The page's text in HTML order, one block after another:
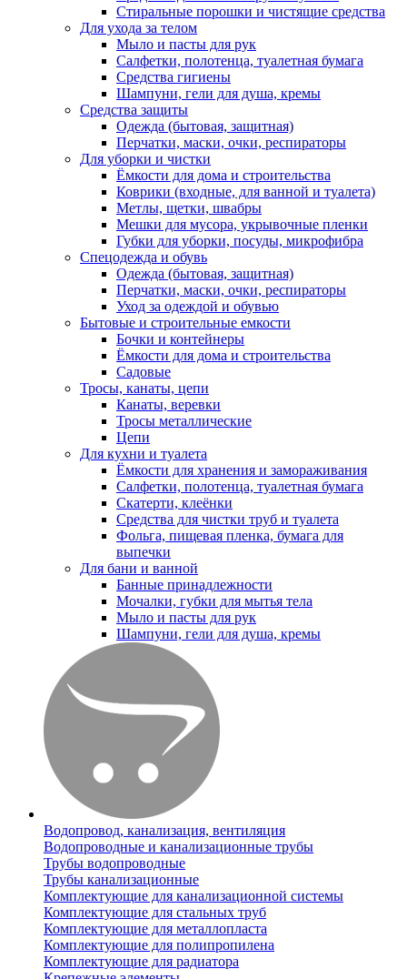
Стиральные порошки и чистящие средства
Для ухода за телом
Мыло и пасты для рук
Салфетки, полотенца, туалетная бумага
Средства гигиены
Шампуни, гели для душа, кремы
Средства защиты
Одежда (бытовая, защитная)
Перчатки, маски, очки, респираторы
Для уборки и чистки
Ёмкости для дома и строительства
Коврики (входные, для ванной и туалета)
Метлы, щетки, швабры
Мешки для мусора, укрывочные пленки
Губки для уборки, посуды, микрофибра
Спецодежда и обувь
Одежда (бытовая, защитная)
Перчатки, маски, очки, респираторы
Уход за одеждой и обувью
Бытовые и строительные емкости
Бочки и контейнеры
Ёмкости для дома и строительства
Садовые
Тросы, канаты, цепи
Канаты, веревки
Тросы металлические
Цепи
Для кухни и туалета
Ёмкости для хранения и замораживания
Салфетки, полотенца, туалетная бумага
Скатерти, клеёнки
Средства для чистки труб и туалета
Фольга, пищевая пленка, бумага для
выпечки
Для бани и ванной
Банные принадлежности
Мочалки, губки для мытья тела
Мыло и пасты для рук
Шампуни, гели для душа, кремы
Водопровод, канализация, вентиляция
Водопроводные и канализационные трубы
Трубы водопроводные
Трубы канализационные
Комплектующие для канализационной системы
Комплектующие для стальных труб
Комплектующие для металлопласта
Комплектующие для полипропилена
Комплектующие для радиатора